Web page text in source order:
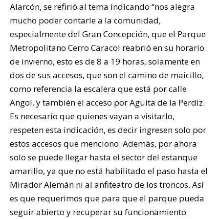
Alarcón, se refirió al tema indicando “nos alegra
mucho poder contarle a la comunidad,
especialmente del Gran Concepción, que el Parque
Metropolitano Cerro Caracol reabrió en su horario
de invierno, esto es de 8 a 19 horas, solamente en
dos de sus accesos, que son el camino de maicillo,
como referencia la escalera que está por calle
Angol, y también el acceso por Agüita de la Perdiz.
Es necesario que quienes vayan a visitarlo,
respeten esta indicación, es decir ingresen solo por
estos accesos que menciono. Además, por ahora
solo se puede llegar hasta el sector del estanque
amarillo, ya que no está habilitado el paso hasta el
Mirador Alemán ni al anfiteatro de los troncos. Así
es que requerimos que para que el parque pueda
seguir abierto y recuperar su funcionamiento